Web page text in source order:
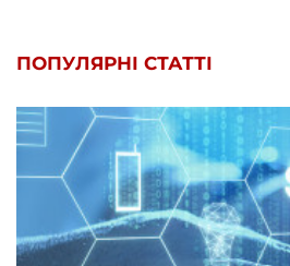
ПОПУЛЯРНІ СТАТТІ